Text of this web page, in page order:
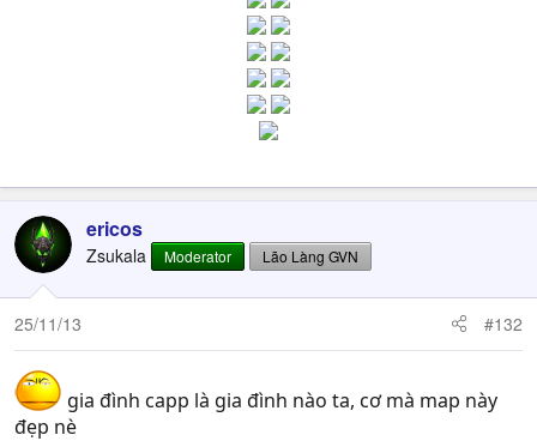
ericos
Zsukala Moderator Lão Làng GVN
25/11/13 #132
gia đình capp là gia đình nào ta, cơ mà map này
đẹp nè